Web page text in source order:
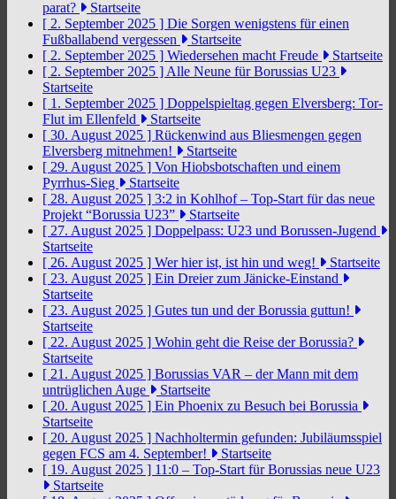
parat?
Startseite
[ 2. September 2025 ] Die Sorgen wenigstens für einen
Fußballabend vergessen
Startseite
[ 2. September 2025 ] Wiedersehen macht Freude
Startseite
[ 2. September 2025 ] Alle Neune für Borussias U23
Startseite
[ 1. September 2025 ] Doppelspieltag gegen Elversberg: Tor-
Flut im Ellenfeld
Startseite
[ 30. August 2025 ] Rückenwind aus Bliesmengen gegen
Elversberg mitnehmen!
Startseite
[ 29. August 2025 ] Von Hiobsbotschaften und einem
Pyrrhus-Sieg
Startseite
[ 28. August 2025 ] 3:2 in Kohlhof – Top-Start für das neue
Projekt “Borussia U23”
Startseite
[ 27. August 2025 ] Doppelpass: U23 und Borussen-Jugend
Startseite
[ 26. August 2025 ] Wer hier ist, ist hin und weg!
Startseite
[ 23. August 2025 ] Ein Dreier zum Jänicke-Einstand
Startseite
[ 23. August 2025 ] Gutes tun und der Borussia guttun!
Startseite
[ 22. August 2025 ] Wohin geht die Reise der Borussia?
Startseite
[ 21. August 2025 ] Borussias VAR – der Mann mit dem
untrüglichen Auge
Startseite
[ 20. August 2025 ] Ein Phoenix zu Besuch bei Borussia
Startseite
[ 20. August 2025 ] Nachholtermin gefunden: Jubiläumsspiel
gegen FCS am 4. September!
Startseite
[ 19. August 2025 ] 11:0 – Top-Start für Borussias neue U23
Startseite